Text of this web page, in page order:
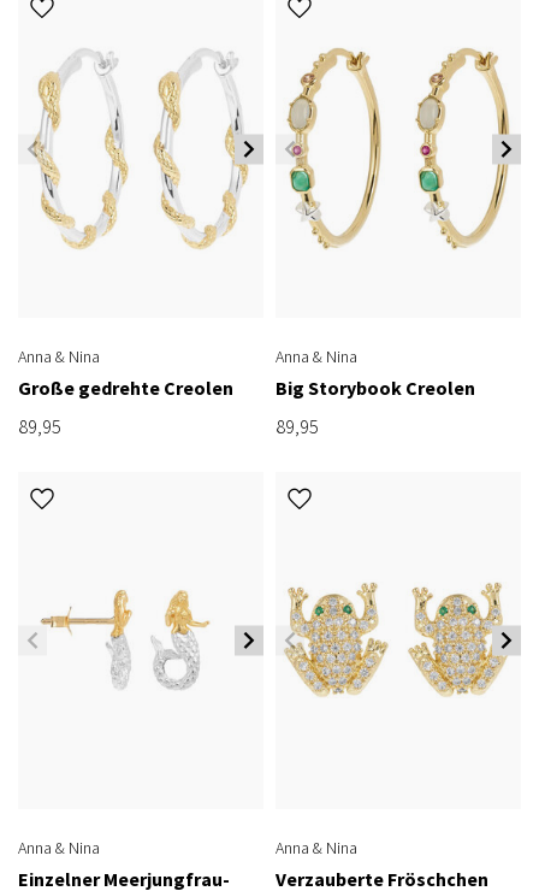
Anna & Nina
Große gedrehte Creolen
89,95
Anna & Nina
Big Storybook Creolen
89,95
Anna & Nina
Einzelner Meerjungfrau-
Anna & Nina
Verzauberte Fröschchen